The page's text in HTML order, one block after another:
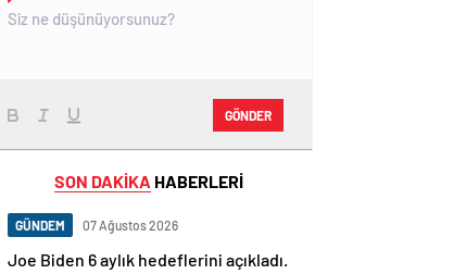
GÖNDER
SON DAKİKA HABERLERİ
GÜNDEM 07 Ağustos 2026
Joe Biden 6 aylık hedeflerini açıkladı.